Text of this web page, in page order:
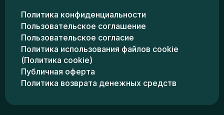
Политика конфиденциальности
Пользовательское соглашение
Пользовательское согласие
Политика использования файлов cookie
(Политика cookie)
Публичная оферта
Политика возврата денежных средств